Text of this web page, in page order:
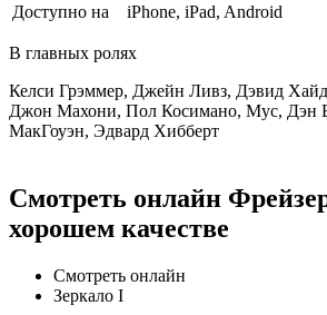
Доступно на
iPhone, iPad, Android
В главных ролях
Келси Грэммер, Джейн Ливз, Дэвид
Джон Махони, Пол Косимано, Мус, Дэн
МакГоуэн, Эдвард Хибберт
Смотреть онлайн
хорошем качестве
Смотреть онлайн
Зеркало I